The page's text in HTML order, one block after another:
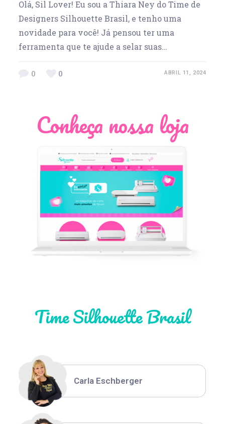
Olá, Sil Lover! Eu sou a Thiara Ney do Time de
Designers Silhouette Brasil, e tenho uma
novidade para você! Já pensou ter uma
ferramenta que te ajude a selar suas…
0 0 ABRIL 11, 2024
Conheça nossa loja
Time Silhouette Brasil
Léia Pastori
Thiara Ney
Carla Eschberger